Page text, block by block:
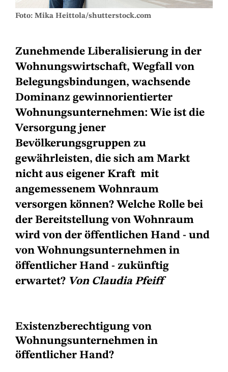
Foto: Mika Heittola/shutterstock.com
Zunehmende Liberalisierung in der
Wohnungswirtschaft, Wegfall von
Belegungsbindungen, wachsende
Dominanz gewinnorientierter
Wohnungsunternehmen: Wie ist die
Versorgung jener
Bevölkerungsgruppen zu
gewährleisten, die sich am Markt
nicht aus eigener Kraft mit
angemessenem Wohnraum
versorgen können? Welche Rolle bei
der Bereitstellung von Wohnraum
wird von der öffentlichen Hand - und
von Wohnungsunternehmen in
öffentlicher Hand - zukünftig
erwartet? Von Claudia Pfeiff
Existenzberechtigung von
Wohnungsunternehmen in
öffentlicher Hand?